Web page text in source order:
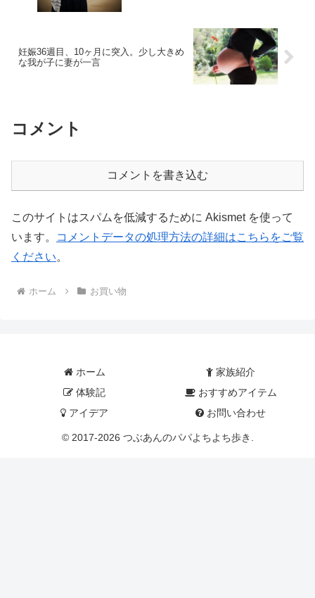
妊娠36週目、10ヶ月に突入。少し大きめ
な我が子に妻が一言
コメント
コメントを書き込む
このサイトはスパムを低減するために Akismet を使って
います。
コメントデータの処理方法の詳細はこちらをご覧
ください。
ホーム お買い物
ホーム
家族紹介
体験記
おすすめアイテム
アイデア
お問い合わせ
© 2017-2026 つぶあんのパパよちよち歩き.